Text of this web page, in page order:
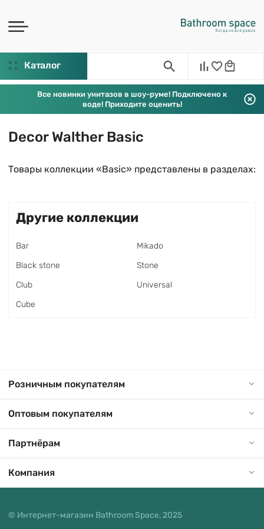
Каталог
Все новинки унитазов в шоу-руме! Подключено к
воде! Приходите оценить!
Decor Walther Basic
Товары коллекции «Basic» представлены в разделах:
Другие коллекции
Bar
Black stone
Club
Cube
Mikado
Stone
Universal
Розничным покупателям
Оптовым покупателям
Партнёрам
Компания
© Интернет-магазин Bathroom Space, 2025